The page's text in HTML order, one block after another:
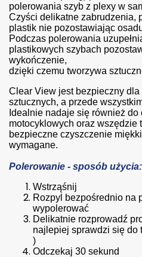
polerowania szyb z plexy w
Czyści delikatne zabrudzenia,
plastik nie pozostawiając
Podczas polerowania
plastikowych szybach
wykończenie,
dzięki czemu tworzywa
Clear View jest bezpieczny
sztucznych, a przede
Idealnie nadaje się również
motocyklowych oraz wszędzie
bezpieczne czyszczenie
wymagane.
Polerowanie - sposób użycia:
Wstrząśnij
Rozpyl bezpośrednio na
wypolerować
Delikatnie rozprowadź
najlepiej sprawdzi się do
)
Odczekaj 30 sekund